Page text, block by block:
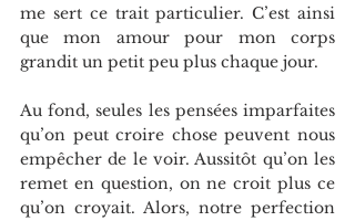
me sert ce trait particulier. C’est ainsi
que mon amour pour mon corps
grandit un petit peu plus chaque jour.
Au fond, seules les pensées imparfaites
qu’on peut croire chose peuvent nous
empêcher de le voir. Aussitôt qu’on les
remet en question, on ne croit plus ce
qu’on croyait. Alors, notre perfection